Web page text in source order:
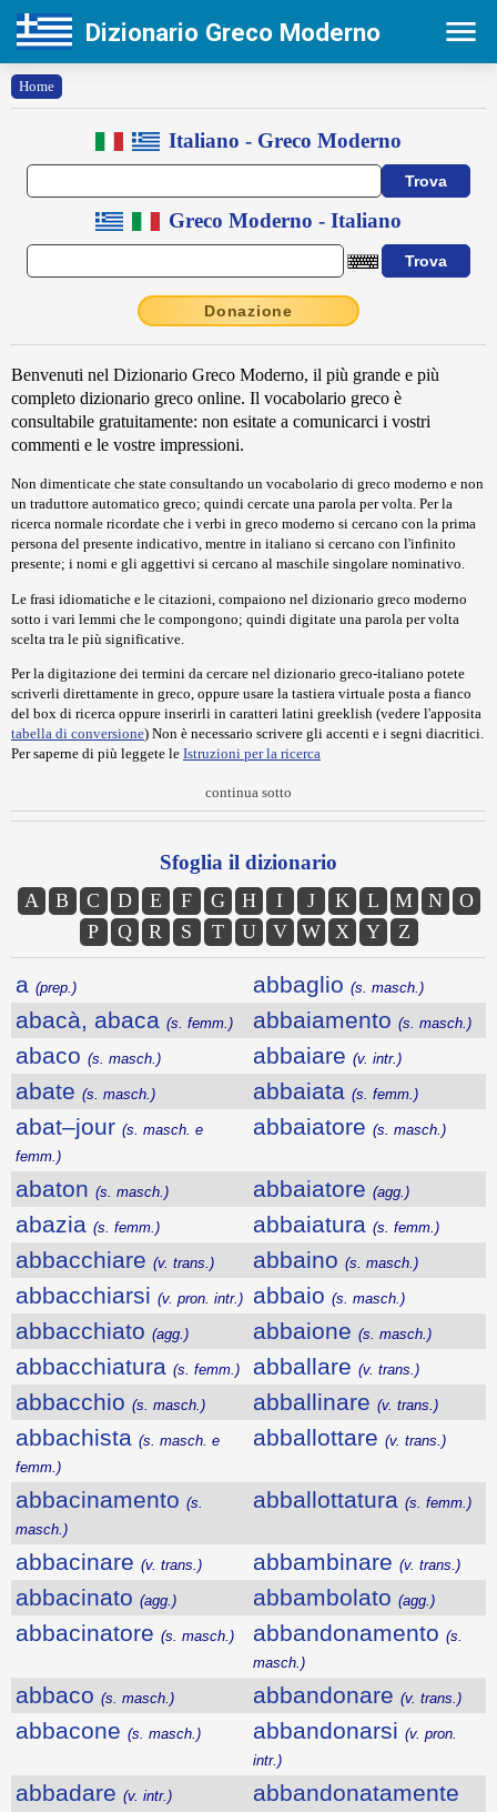
Dizionario Greco Moderno
Home
Italiano - Greco Moderno
Greco Moderno - Italiano
Donazione
Benvenuti nel Dizionario Greco Moderno, il più grande e più
completo dizionario greco online. Il vocabolario greco è
consultabile gratuitamente: non esitate a comunicarci i vostri
commenti e le vostre impressioni.
Non dimenticate che state consultando un vocabolario di greco moderno e non
un traduttore automatico greco; quindi cercate una parola per volta. Per la
ricerca normale ricordate che i verbi in greco moderno si cercano con la prima
persona del presente indicativo, mentre in italiano si cercano con l'infinito
presente; i nomi e gli aggettivi si cercano al maschile singolare nominativo.
Le frasi idiomatiche e le citazioni, compaiono nel dizionario greco moderno
sotto i vari lemmi che le compongono; quindi digitate una parola per volta
scelta tra le più significative.
Per la digitazione dei termini da cercare nel dizionario greco-italiano potete
scriverli direttamente in greco, oppure usare la tastiera virtuale posta a fianco
del box di ricerca oppure inserirli in caratteri latini greeklish (vedere l'apposita
tabella di conversione) Non è necessario scrivere gli accenti e i segni diacritici.
Per saperne di più leggete le Istruzioni per la ricerca
continua sotto
Sfoglia il dizionario
A B C D E F G H I J K L M N
O
P
Q R S T U V W X Y Z
a (prep.) abbaglio (s. masch.)
abacà, abaca (s. femm.) abbaiamento (s. masch.)
abaco (s. masch.) abbaiare (v. intr.)
abate (s. masch.) abbaiata (s. femm.)
abat–jour (s. masch. e
femm.)
abbaiatore (s. masch.)
abaton (s. masch.) abbaiatore (agg.)
abazia (s. femm.) abbaiatura (s. femm.)
abbacchiare (v. trans.) abbaino (s. masch.)
abbacchiarsi (v. pron. intr.) abbaio (s. masch.)
abbacchiato (agg.) abbaione (s. masch.)
abbacchiatura (s. femm.) abballare (v. trans.)
abbacchio (s. masch.) abballinare (v. trans.)
abbachista (s. masch. e
femm.)
abballottare (v. trans.)
abbacinamento (s.
masch.)
abballottatura (s. femm.)
abbacinare (v. trans.) abbambinare (v. trans.)
abbacinato (agg.) abbambolato (agg.)
abbacinatore (s. masch.) abbandonamento (s.
masch.)
abbaco (s. masch.) abbandonare (v. trans.)
abbacone (s. masch.) abbandonarsi (v. pron.
intr.)
abbadare (v. intr.) abbandonatamente